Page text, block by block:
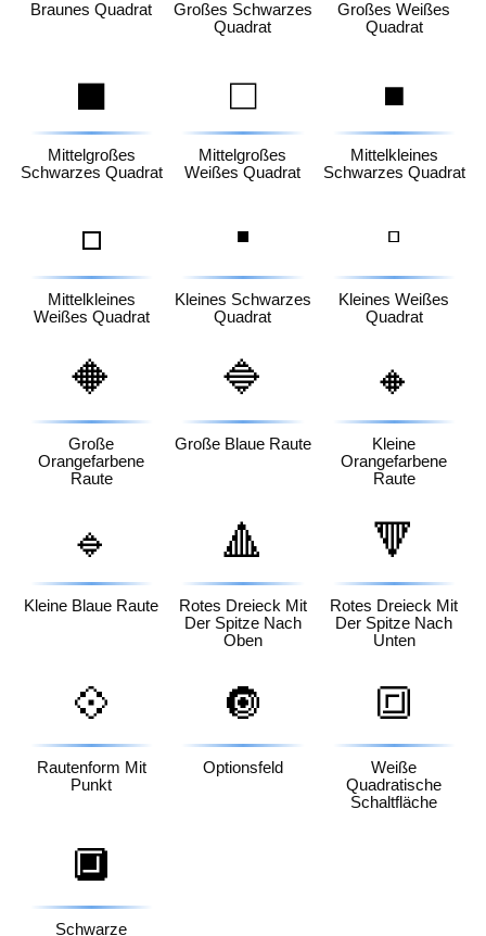
Braunes Quadrat
Großes Schwarzes
Quadrat
Großes Weißes
Quadrat
◼️
Mittelgroßes
Schwarzes Quadrat
◻️
Mittelgroßes
Weißes Quadrat
◾
Mittelkleines
Schwarzes Quadrat
◽
Mittelkleines
Weißes Quadrat
▪️
Kleines Schwarzes
Quadrat
▫️
Kleines Weißes
Quadrat
🔶
Große
Orangefarbene
Raute
🔷
Große Blaue Raute
🔸
Kleine
Orangefarbene
Raute
🔹
Kleine Blaue Raute
🔺
Rotes Dreieck Mit
Der Spitze Nach
Oben
🔻
Rotes Dreieck Mit
Der Spitze Nach
Unten
💠
Rautenform Mit
Punkt
🔘
Optionsfeld
🔳
Weiße
Quadratische
Schaltfläche
🔲
Schwarze